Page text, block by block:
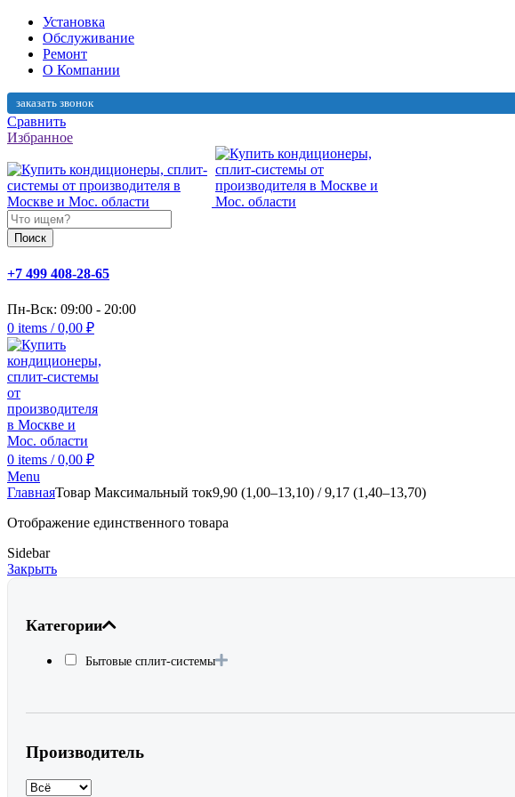
Установка
Обслуживание
Ремонт
О Компании
заказать звонок
Сравнить
Избранное
Поиск
+7 499 408-28-65
Пн-Вск: 09:00 - 20:00
0 items / 0,00 ₽
0 items / 0,00 ₽
Menu
ГлавнаяТовар Максимальный ток9,90 (1,00–13,10) / 9,17 (1,40–13,70)
Отображение единственного товара
Sidebar
Закрыть
Категории
Бытовые сплит-системы
Производитель